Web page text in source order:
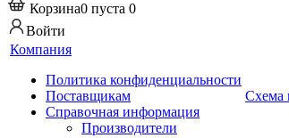
Корзина0 пуста 0
Войти
Компания
Политика конфиденциальности
Поставщикам
Справочная информация
Производители
Схема